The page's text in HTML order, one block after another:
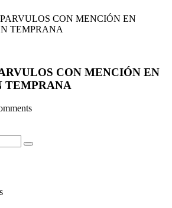
CON MENCIÓN EN
TEMPRANA
CON MENCIÓN EN
TEMPRANA